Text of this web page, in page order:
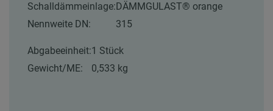
Schalldämmeinlage: DÄMMGULAST® orange
Nennweite DN:
315
Abgabeeinheit:1 Stück
Gewicht/ME:
0,533 kg